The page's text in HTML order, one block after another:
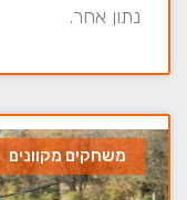
נתון אחר.
משחקים מקוונים